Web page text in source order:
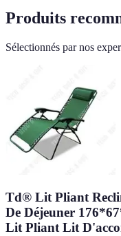
Produits
Sélectionnés par nos
Td® Lit Pliant
De Déjeuner
Lit Pliant Lit